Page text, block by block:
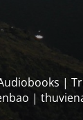
|
|